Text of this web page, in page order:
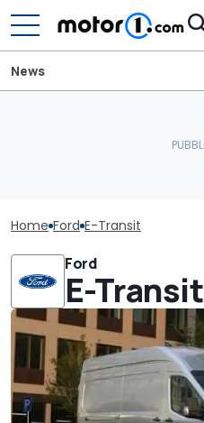
News
Home Ford E-Transit
Ford
E-Transit